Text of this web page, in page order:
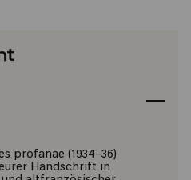
profanae (1934–36)
Handschrift in